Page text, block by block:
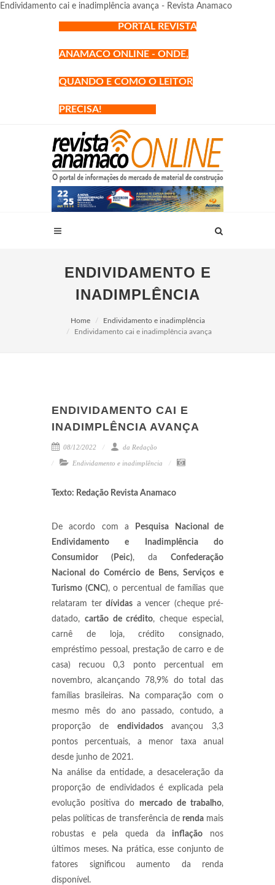
Endividamento cai e inadimplência avança - Revista Anamaco
PORTAL REVISTA
ANAMACO ONLINE - ONDE,
QUANDO E COMO O LEITOR
PRECISA!
ENDIVIDAMENTO E
INADIMPLÊNCIA
Home
Endividamento e inadimplência
Endividamento cai e inadimplência avança
ENDIVIDAMENTO CAI E
INADIMPLÊNCIA AVANÇA
08/12/2022 da Redação
Endividamento e inadimplência
Texto: Redação Revista Anamaco
De acordo com a
Pesquisa Nacional de
Endividamento e Inadimplência do
Consumidor (Peic), da Confederação
Nacional do Comércio de Bens, Serviços e
Turismo (CNC), o percentual de famílias que
relataram ter dívidas a vencer (cheque pré-
datado, cartão de crédito, cheque especial,
carnê de loja, crédito consignado,
empréstimo pessoal, prestação de carro e de
casa) recuou 0,3 ponto percentual em
novembro, alcançando 78,9% do total das
famílias brasileiras. Na comparação com o
mesmo mês do ano passado, contudo, a
proporção de endividadosavançou 3,3
pontos percentuais, a menor taxa anual
desde junho de 2021.
Na análise da entidade, a desaceleração da
proporção de endividados é explicada pela
evolução positiva do mercado de trabalho,
pelas políticas de transferência de rendamais
robustas e pela queda da inflação nos
últimos meses. Na prática, esse conjunto de
fatores significou aumento da renda
disponível.